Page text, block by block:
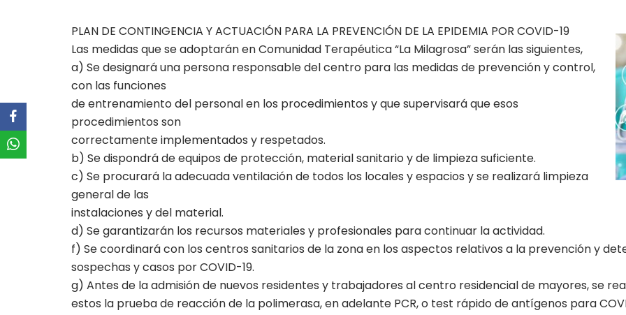
PLAN DE CONTINGENCIA Y ACTUACIÓN PARA LA PREVENCIÓN DE LA EPIDEMIA POR COVID-19
Las medidas que se adoptarán en Comunidad Terapéutica “La Milagrosa” serán las siguientes,
a) Se designará una persona responsable del centro para las medidas de prevención y control,
con las funciones
de entrenamiento del personal en los procedimientos y que supervisará que esos
procedimientos son
correctamente implementados y respetados.
b) Se dispondrá de equipos de protección, material sanitario y de limpieza suficiente.
c) Se procurará la adecuada ventilación de todos los locales y espacios y se realizará limpieza
general de las
instalaciones y del material.
d) Se garantizarán los recursos materiales y profesionales para continuar la actividad.
f) Se coordinará con los centros sanitarios de la zona en los aspectos relativos a la prevención y
sospechas y casos por COVID-19.
g) Antes de la admisión de nuevos residentes y trabajadores al centro residencial de mayores, se
estos la prueba de reacción de la polimerasa, en adelante PCR, o test rápido de antígenos para